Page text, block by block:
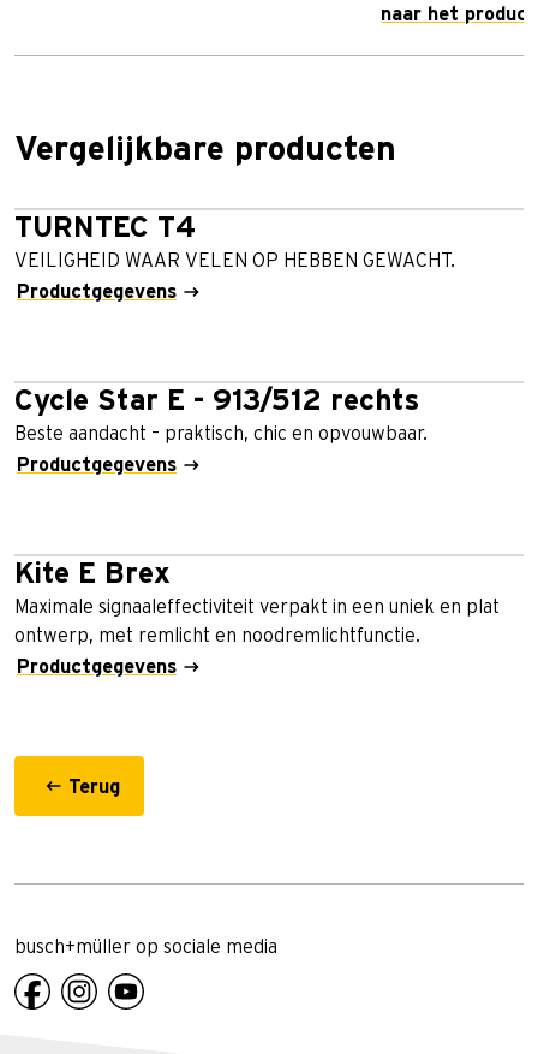
naar het product
Vergelijkbare producten
TURNTEC T4
VEILIGHEID WAAR VELEN OP HEBBEN GEWACHT.
Productgegevens
Cycle Star E - 913/512 rechts
Beste aandacht – praktisch, chic en opvouwbaar.
Productgegevens
Kite E Brex
Maximale signaaleffectiviteit verpakt in een uniek en plat
ontwerp, met remlicht en noodremlichtfunctie.
Productgegevens
Terug
busch+müller op sociale media